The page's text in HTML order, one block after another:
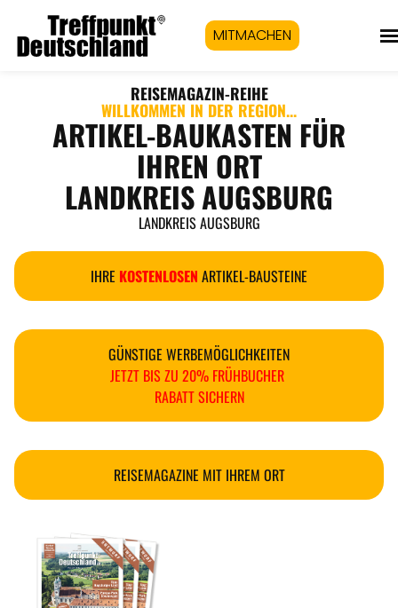
MITMACHEN
REISEMAGAZIN-REIHE
WILLKOMMEN IN DER REGION...
ARTIKEL-BAUKASTEN FÜR
IHREN ORT
LANDKREIS AUGSBURG
LANDKREIS AUGSBURG
IHRE KOSTENLOSEN ARTIKEL-BAUSTEINE
GÜNSTIGE WERBEMÖGLICHKEITEN
JETZT BIS ZU 20% FRÜHBUCHER
RABATT SICHERN
REISEMAGAZINE MIT IHREM ORT